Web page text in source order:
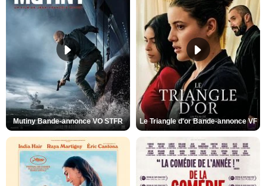
Mutiny Bande-annonce VO STFR Le Triangle d'or Bande-annonce VF